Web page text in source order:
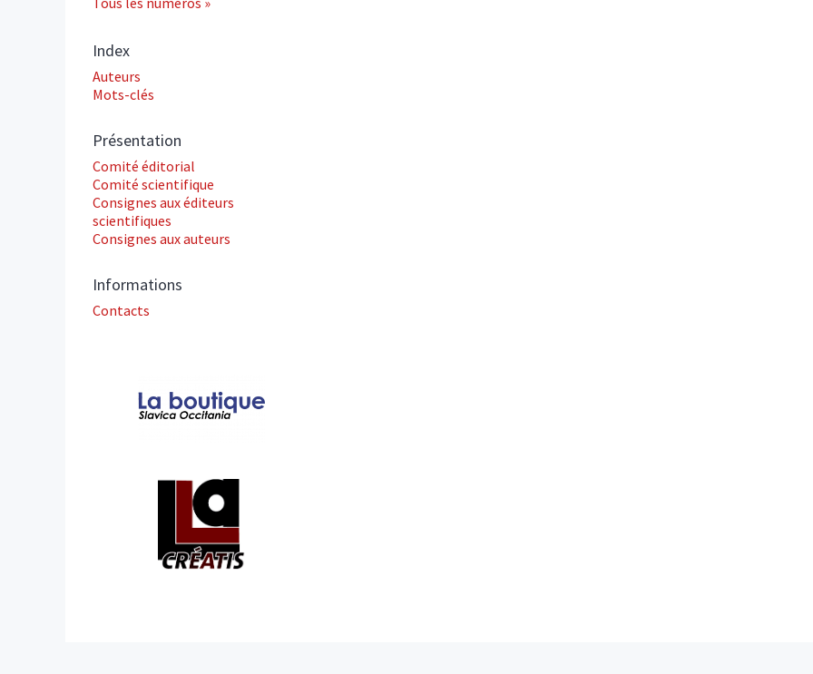
Index
Auteurs
Mots-clés
Présentation
Comité éditorial
Comité scientifique
Consignes aux éditeurs
scientifiques
Consignes aux auteurs
Informations
Contacts